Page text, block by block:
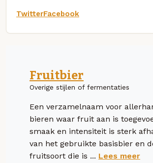
TwitterFacebook
Fruitbier
Overige stijlen of fermentaties
Een verzamelnaam voor
bieren waar fruit aan is
smaak en intensiteit is sterk
van het gebruikte basisbier en
fruitsoort die is ... Lees meer